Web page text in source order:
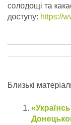
солодощі та
доступу: https://
Близькі